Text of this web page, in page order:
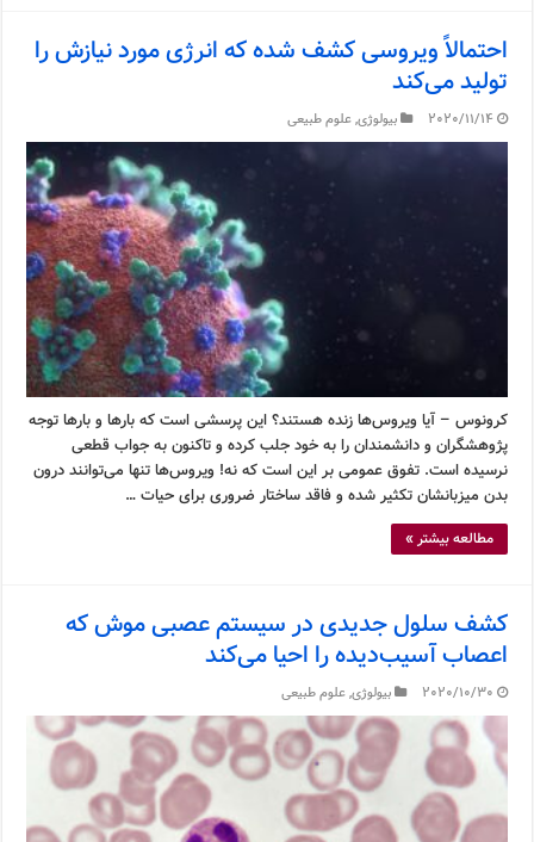
احتمالاً ویروسی کشف شده که انرژی مورد نیازش را
تولید می‌کند
2020/11/14 بیولوژی,علوم طبیعی
کرونوس – آیا ویروس‌ها زنده هستند؟ این پرسشی است که بارها و بارها توجه
پژوهشگران و دانشمندان را به خود جلب کرده و تاکنون به جواب قطعی
نرسیده است. تفوق عمومی بر این است که نه! ویروس‌ها تنها می‌توانند درون
بدن میزبانشان تکثیر شده و فاقد ساختار ضروری برای حیات …
مطالعه بیشتر »
کشف سلول جدیدی در سیستم عصبی موش که
اعصاب آسیب‌دیده را احیا می‌کند
2020/10/30 بیولوژی,علوم طبیعی